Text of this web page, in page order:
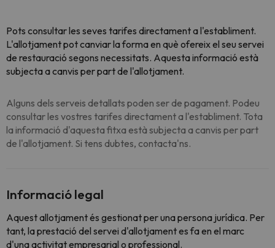
Pots consultar les seves tarifes directament a l'establiment.
L'allotjament pot canviar la forma en què ofereix el seu servei
de restauració segons necessitats. Aquesta informació està
subjecta a canvis per part de l'allotjament.
Alguns dels serveis detallats poden ser de pagament. Podeu
consultar les vostres tarifes directament a l'establiment. Tota
la informació d'aquesta fitxa està subjecta a canvis per part
de l'allotjament. Si tens dubtes, contacta'ns.
Informació legal
Aquest allotjament és gestionat per una persona jurídica. Per
tant, la prestació del servei d'allotjament es fa en el marc
d'una activitat empresarial o professional.